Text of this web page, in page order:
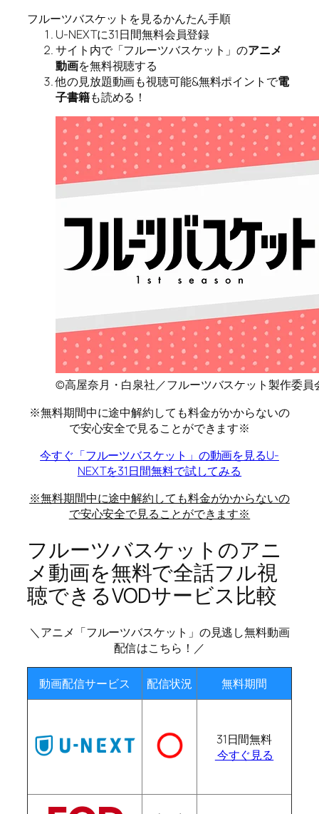
フルーツバスケットを見るかんたん手順
U-NEXTに31日間無料会員登録
サイト内で「フルーツバスケット」のアニメ
動画を無料視聴する
他の見放題動画も視聴可能&無料ポイントで電
子書籍も読める！
©高屋奈月・白泉社／フルーツバスケット製作委員
※無料期間中に途中解約しても料金がかからないの
で安心安全で見ることができます※
今すぐ「フルーツバスケット」の動画を見るU-
NEXTを31日間無料で試してみる
※無料期間中に途中解約しても料金がかからないの
で安心安全で見ることができます※
フルーツバスケットのアニ
メ動画を無料で全話フル視
聴できるVODサービス比較
＼アニメ「フルーツバスケット」の見逃し無料動画
配信はこちら！／
動画配信サービス 配信状況 無料期間
31日間無料
今すぐ見る